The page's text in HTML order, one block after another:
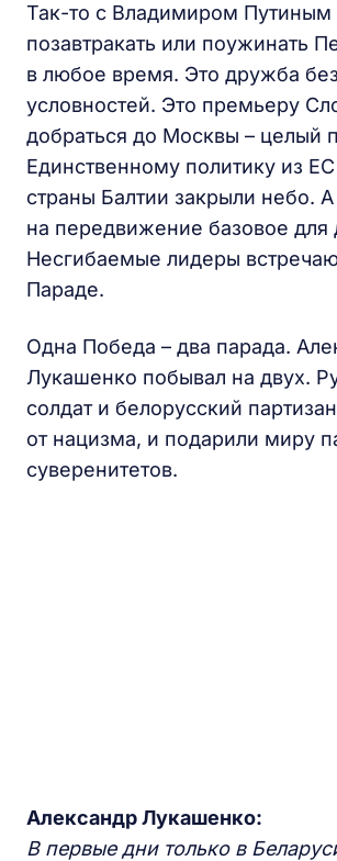
Так-то с Владимиром Путиным
позавтракать или поужинать
в любое время. Это дружба без
условностей. Это премьеру
добраться до Москвы – целый
Единственному политику из
страны Балтии закрыли небо.
на передвижение базовое для
Несгибаемые лидеры
Параде.
Одна Победа – два парада.
Лукашенко побывал на двух.
солдат и белорусский
от нацизма, и подарили миру
суверенитетов.
Александр Лукашенко:
В первые дни только в